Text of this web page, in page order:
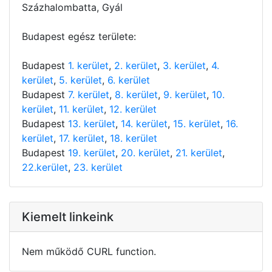
Százhalombatta, Gyál
Budapest egész területe:
Budapest 1. kerület, 2. kerület, 3. kerület, 4.
kerület, 5. kerület, 6. kerület
Budapest 7. kerület, 8. kerület, 9. kerület, 10.
kerület, 11. kerület, 12. kerület
Budapest 13. kerület, 14. kerület, 15. kerület, 16.
kerület, 17. kerület, 18. kerület
Budapest 19. kerület, 20. kerület, 21. kerület,
22.kerület, 23. kerület
Kiemelt linkeink
Nem működő CURL function.